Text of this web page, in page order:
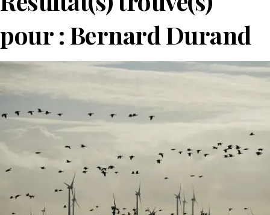
pour : Bernard Durand